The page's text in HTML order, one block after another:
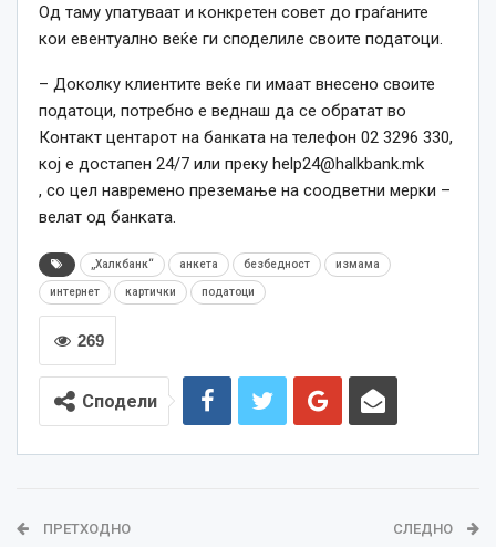
Од таму упатуваат и конкретен совет до граѓаните
кои евентуално веќе ги споделиле своите податоци.
– Доколку клиентите веќе ги имаат внесено своите
податоци, потребно е веднаш да се обратат во
Контакт центарот на банката на телефон 02 3296 330,
кој е достапен 24/7 или преку help24@halkbank.mk
, со цел навремено преземање на соодветни мерки –
велат од банката.
„Халкбанк“ анкета безбедност измама
интернет картички податоци
269
Сподели
ПРЕТХОДНО СЛЕДНО